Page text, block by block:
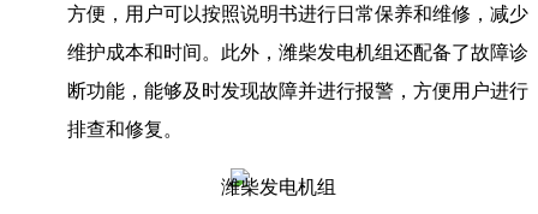
方便，用户可以按照说明书进行日常保养和维修，减少
维护成本和时间。此外，潍柴发电机组还配备了故障诊
断功能，能够及时发现故障并进行报警，方便用户进行
排查和修复。